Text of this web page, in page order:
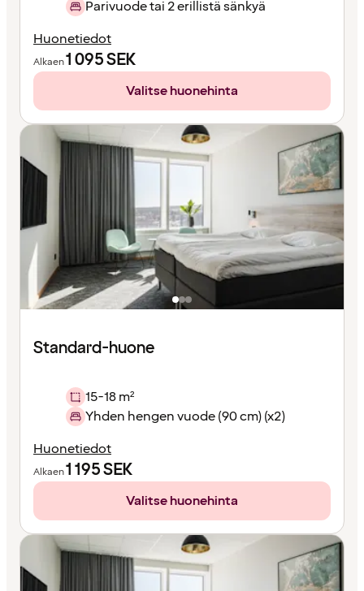
Parivuode tai 2 erillistä sänkyä
Huonetiedot
Alkaen1 095SEK
Valitse huonehinta
Standard-huone
15-18 m²
Yhden hengen vuode (90 cm) (x2)
Huonetiedot
Alkaen1 195SEK
Valitse huonehinta